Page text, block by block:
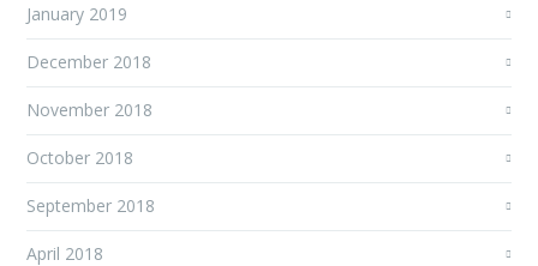
January 2019
December 2018
November 2018
October 2018
September 2018
April 2018